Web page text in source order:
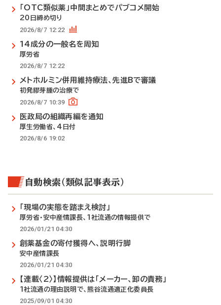
「OTC類似薬」中間まとめでパブコメ開始
20日締め切り
2026/8/7 12:22
14成分の一般名を周知
厚労省
2026/8/7 12:22
メトホルミン併用維持療法、先進Bで審議
初発膠芽腫の治療で
2026/8/7 10:39
医政局の組織再編を通知
厚生労働省、4日付
2026/8/6 19:02
自動検索（類似記事表示）
「現場の実態を踏まえ検討」
厚労省・安中産情課長、1社流通の情報提供で
2026/01/21 04:30
創薬基金の寄付獲得へ、説明行脚
安中産情課長
2026/01/21 04:30
【連載〈2〉】情報提供は「メーカー、卸の責務」
1社流通の理由説明で、熊谷流通適正化委員長
2025/09/01 04:30